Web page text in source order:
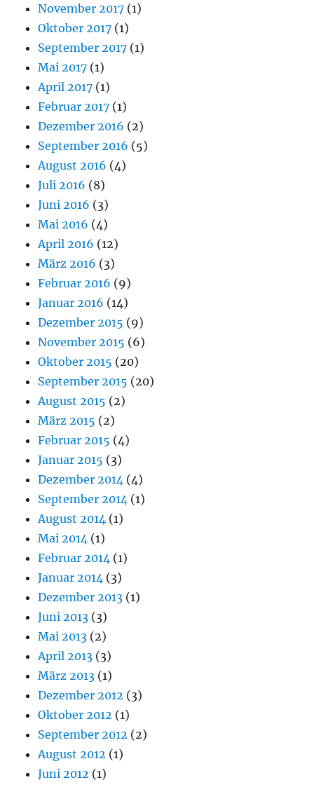
November 2017 (1)
Oktober 2017 (1)
September 2017 (1)
Mai 2017 (1)
April 2017 (1)
Februar 2017 (1)
Dezember 2016 (2)
September 2016 (5)
August 2016 (4)
Juli 2016 (8)
Juni 2016 (3)
Mai 2016 (4)
April 2016 (12)
März 2016 (3)
Februar 2016 (9)
Januar 2016 (14)
Dezember 2015 (9)
November 2015 (6)
Oktober 2015 (20)
September 2015 (20)
August 2015 (2)
März 2015 (2)
Februar 2015 (4)
Januar 2015 (3)
Dezember 2014 (4)
September 2014 (1)
August 2014 (1)
Mai 2014 (1)
Februar 2014 (1)
Januar 2014 (3)
Dezember 2013 (1)
Juni 2013 (3)
Mai 2013 (2)
April 2013 (3)
März 2013 (1)
Dezember 2012 (3)
Oktober 2012 (1)
September 2012 (2)
August 2012 (1)
Juni 2012 (1)